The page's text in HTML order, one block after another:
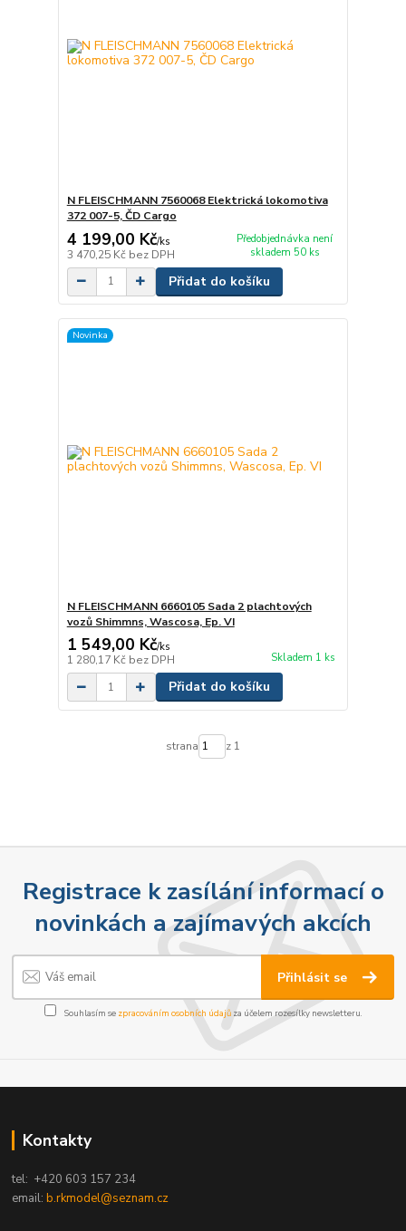
N FLEISCHMANN 7560068 Elektrická lokomotiva
372 007-5, ČD Cargo
4 199,00 Kč/ks
3 470,25 Kč bez DPH
Předobjednávka není
skladem 50 ks
Přidat do košíku
Novinka
N FLEISCHMANN 6660105 Sada 2 plachtových
vozů Shimmns, Wascosa, Ep. VI
1 549,00 Kč/ks
1 280,17 Kč bez DPH Skladem 1 ks
Přidat do košíku
strana z 1
Registrace k zasílání informací o
novinkách a zajímavých akcích
Přihlásit se
Souhlasím se zpracováním osobních údajůza účelem rozesílky newsletteru.
Kontakty
tel: +420 603 157 234
email:b.rkmodel@seznam.cz